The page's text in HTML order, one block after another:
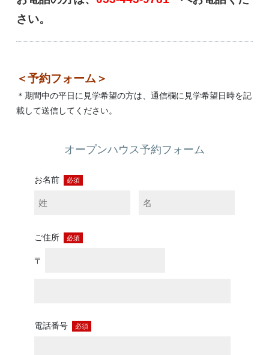
さい。
＜予約フォーム＞
＊期間中の平日に見学希望の方は、通信欄に見学希望日時を記
載して送信してください。
オープンハウス予約フォーム
お名前 必須
ご住所 必須
〒
電話番号 必須